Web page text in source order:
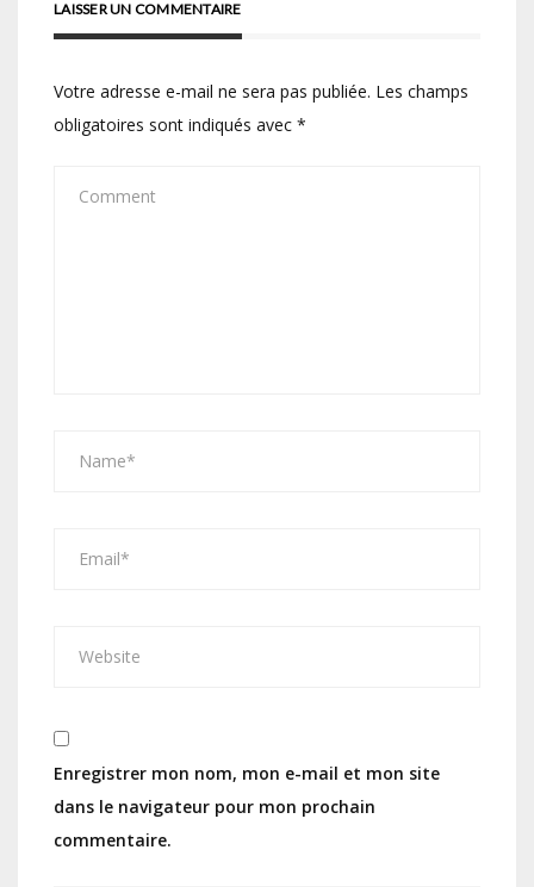
LAISSER UN COMMENTAIRE
Votre adresse e-mail ne sera pas publiée. Les champs
obligatoires sont indiqués avec *
Enregistrer mon nom, mon e-mail et mon site
dans le navigateur pour mon prochain
commentaire.